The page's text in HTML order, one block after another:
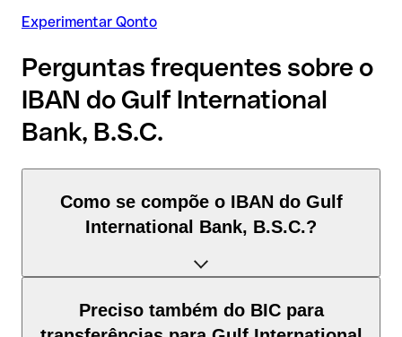
Experimentar Qonto
Perguntas frequentes sobre o
IBAN do Gulf International
Bank, B.S.C.
Como se compõe o IBAN do Gulf
International Bank, B.S.C.?
composto por três elementos:
Preciso também do BIC para